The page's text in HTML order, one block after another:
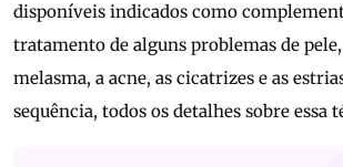
disponíveis indicados como
tratamento de alguns problemas de
melasma, a acne, as cicatrizes e as
sequência, todos os detalhes sobre essa